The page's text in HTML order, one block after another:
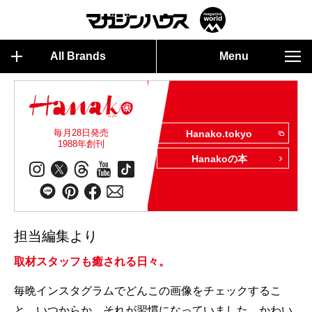
All Brands Menu
毎月28日発売
1988年創刊
Hanako.tokyo
Hanakoの本
担当編集より
取材スタッフも癒される日々。
毎晩インスタグラムでどんこの画像をチェックするこ